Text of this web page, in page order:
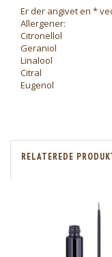
Er der angivet en *
Allergener:
Citronellol
Geraniol
Linalool
Citral
Eugenol
RELATEREDE